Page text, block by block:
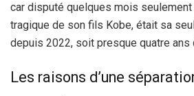
car disputé quelques mois
tragique de son fils Kobe, était sa
depuis 2022, soit presque quatre ans
Les raisons d’une